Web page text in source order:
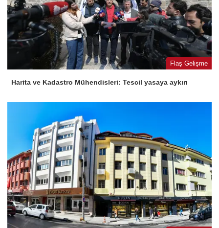
Flaş Gelişme
Harita ve Kadastro Mühendisleri: Tescil yasaya aykırı